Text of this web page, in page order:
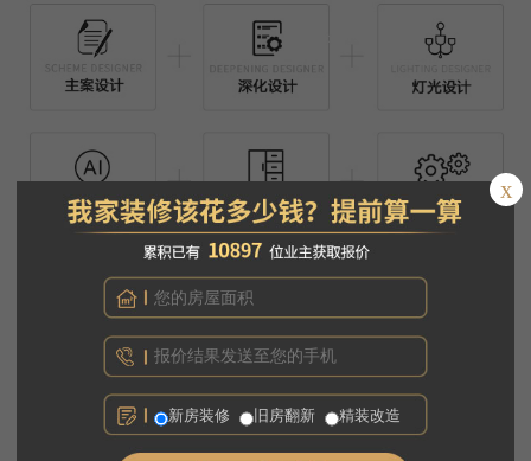
x
新房装修 旧房翻新 精装改造